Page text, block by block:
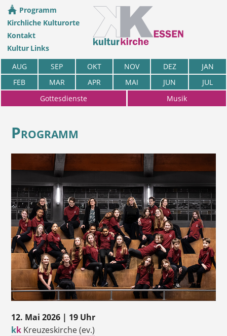
Programm
Kirchliche Kulturorte
Kontakt
Kultur Links
AUG
SEP OKT NOV DEZ
JAN
FEB
MAR APR MAI JUN
JUL
Gottesdienste
Musik
Programm
12. Mai 2026 | 19 Uhr
kk Kreuzeskirche (ev.)